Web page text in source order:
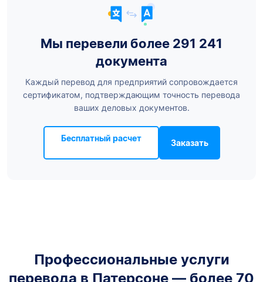
Мы перевели более 291 241
документа
Каждый перевод для предприятий сопровождается
сертификатом, подтверждающим точность перевода
ваших деловых документов.
Бесплатный расчет Заказать
Профессиональные услуги
перевода в Патерсоне — более 70